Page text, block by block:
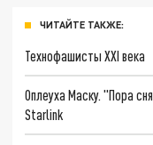
ЧИТАЙТЕ ТАКЖЕ:
Технофашисты XXI века
Оплеуха Маску. "Пора
Starlink